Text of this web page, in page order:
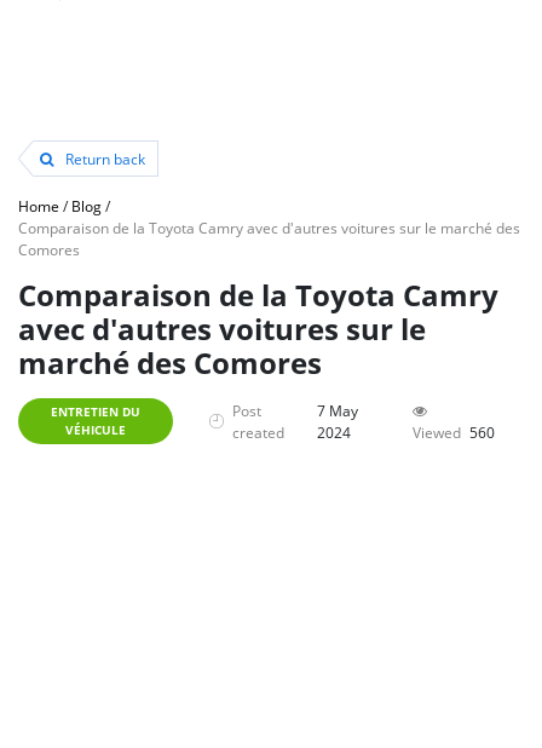
Return back
Home /Blog/
Comparaison de la Toyota Camry avec d'autres voitures sur le marché des
Comores
Comparaison de la Toyota Camry
avec d'autres voitures sur le
marché des Comores
ENTRETIEN DU
VÉHICULE
Post
created
7 May
2024
Viewed 560